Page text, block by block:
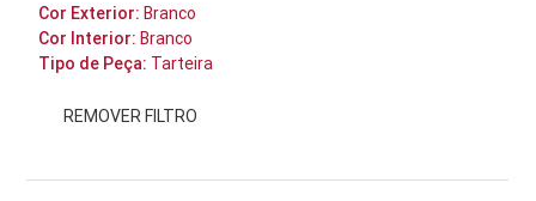
Cor Exterior: Branco
Cor Interior: Branco
Tipo de Peça: Tarteira
REMOVER FILTRO